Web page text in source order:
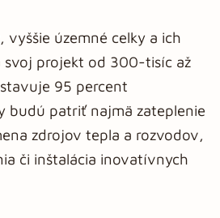
územné celky a ich
svoj projekt od 300-tisíc až
95 percent
budú patriť najmä zateplenie
zdrojov tepla a rozvodov,
či inštalácia inovatívnych